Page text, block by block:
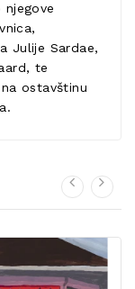
njegove
Julije Sardae,
te
ostavštinu